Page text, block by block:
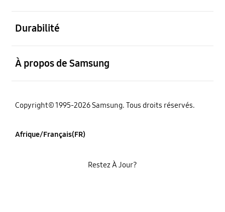
Durabilité
À propos de Samsung
Copyright© 1995-2026 Samsung. Tous droits réservés.
Afrique/Français(FR)
Restez À Jour?